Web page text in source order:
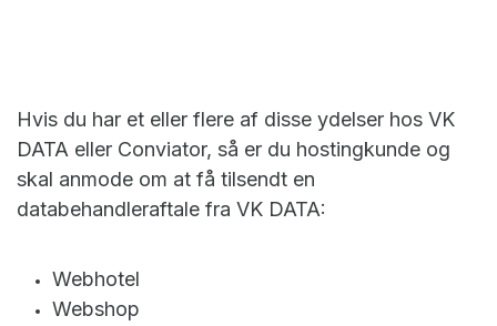
Hvis du har et eller flere af disse ydelser hos VK
DATA eller Conviator, så er du hostingkunde og
skal anmode om at få tilsendt en
databehandleraftale fra VK DATA:
Webhotel
Webshop